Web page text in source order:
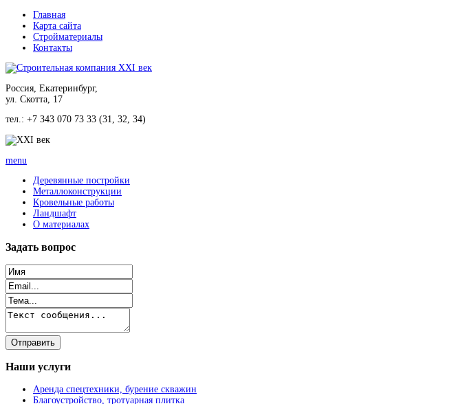
Главная
Карта сайта
Стройматериалы
Контакты
Россия, Екатеринбург,
ул. Скотта, 17
тел.: +7 343 070 73 33 (31, 32, 34)
menu
Деревянные постройки
Металлоконструкции
Кровельные работы
Ландшафт
О материалах
Задать вопрос
Наши услуги
Аренда спецтехники, бурение скважин
Благоустройство, тротуарная плитка